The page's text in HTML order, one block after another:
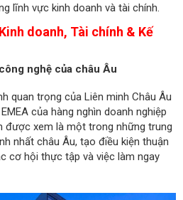
lĩnh vực kinh doanh và tài chính.
doanh, Tài chính & Kế
nghệ của châu Âu
quan trọng của Liên minh Châu Âu
của hàng nghìn doanh nghiệp
được xem là một trong những trung
nhất châu Âu, tạo điều kiện thuận
cơ hội thực tập và việc làm ngay